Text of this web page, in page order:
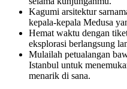
Kagumi arsitektur
kepala-kepala Medusa
Hemat waktu dengan
eksplorasi berlangsung
Mulailah petualangan
Istanbul untuk
menarik di sana.